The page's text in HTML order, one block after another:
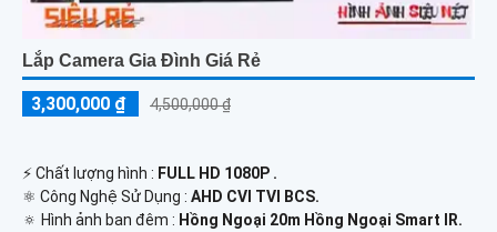
Lắp Camera Gia Đình Giá Rẻ
3,300,000 ₫ 4,500,000 ₫
️⚡ Chất lượng hình : FULL HD 1080P .
⚛️ Công Nghệ Sử Dụng : AHD CVI TVI BCS.
🔅 Hình ảnh ban đêm : Hồng Ngoại 20m Hồng Ngoại Smart IR.